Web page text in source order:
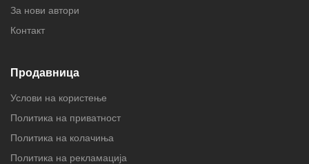
За нови автори
Контакт
Продавница
Услови на користење
Политика на приватност
Политика на колачиња
Политика на рекламација